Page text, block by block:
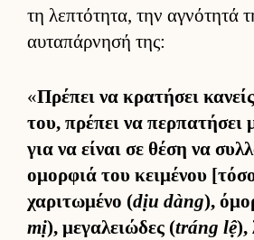
τη λεπτότητα, την αγνότητά
αυ­ταπάρ­νησή της:
«Πρέπει να κρατήσει
του, πρέπει να περ­πατήσει
για να εί­ναι σε θέση να
ομορ­φιά του κει­μένου
χαριτωμένο (dịu dàng),
mị), μεγαλειώδες (tráng lệ),